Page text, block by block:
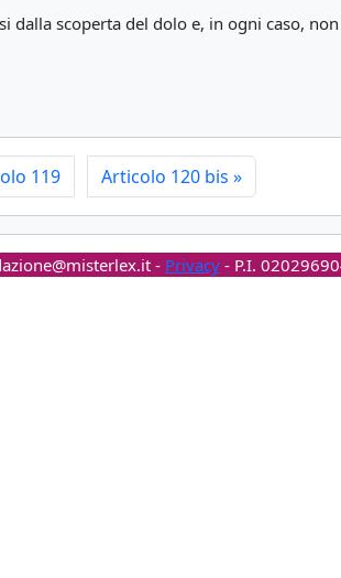
scoperta del dolo e, in ogni caso,
119 Articolo 120 bis »
- Privacy- P.I.